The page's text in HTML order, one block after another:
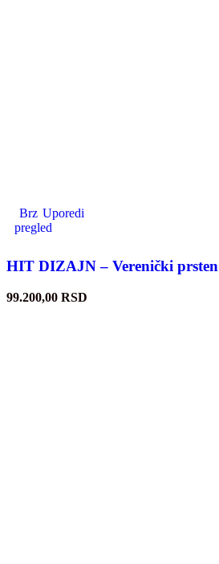
Brz
pregled
Uporedi
HIT DIZAJN – Verenički prsten
99.200,00 RSD